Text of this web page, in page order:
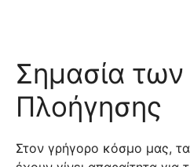
Σημασία
Πλοήγησης
Στον γρήγορο κόσμο μας,